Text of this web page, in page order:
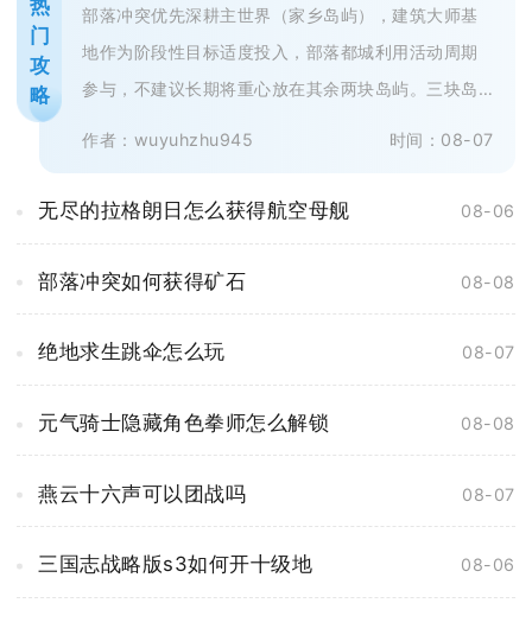
热
门
攻
略
部落冲突优先深耕主世界（家乡岛屿），建筑大师基
地作为阶段性目标适度投入，部落都城利用活动周期
参与，不建议长期将重心放在其余两块岛屿。三块岛
作者：wuyuhzhu945 时间：08-07
无尽的拉格朗日怎么获得航空母舰 08-06
部落冲突如何获得矿石 08-08
绝地求生跳伞怎么玩 08-07
元气骑士隐藏角色拳师怎么解锁 08-08
燕云十六声可以团战吗 08-07
三国志战略版s3如何开十级地 08-06